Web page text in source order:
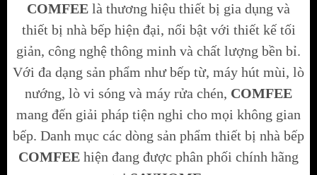
COMFEE là thương hiệu thiết bị gia dụng và
thiết bị nhà bếp hiện đại, nổi bật với thiết kế tối
giản, công nghệ thông minh và chất lượng bền bỉ.
Với đa dạng sản phẩm như bếp từ, máy hút mùi, lò
nướng, lò vi sóng và máy rửa chén, COMFEE
mang đến giải pháp tiện nghi cho mọi không gian
bếp. Danh mục các dòng sản phẩm thiết bị nhà bếp
COMFEE hiện đang được phân phối chính hãng